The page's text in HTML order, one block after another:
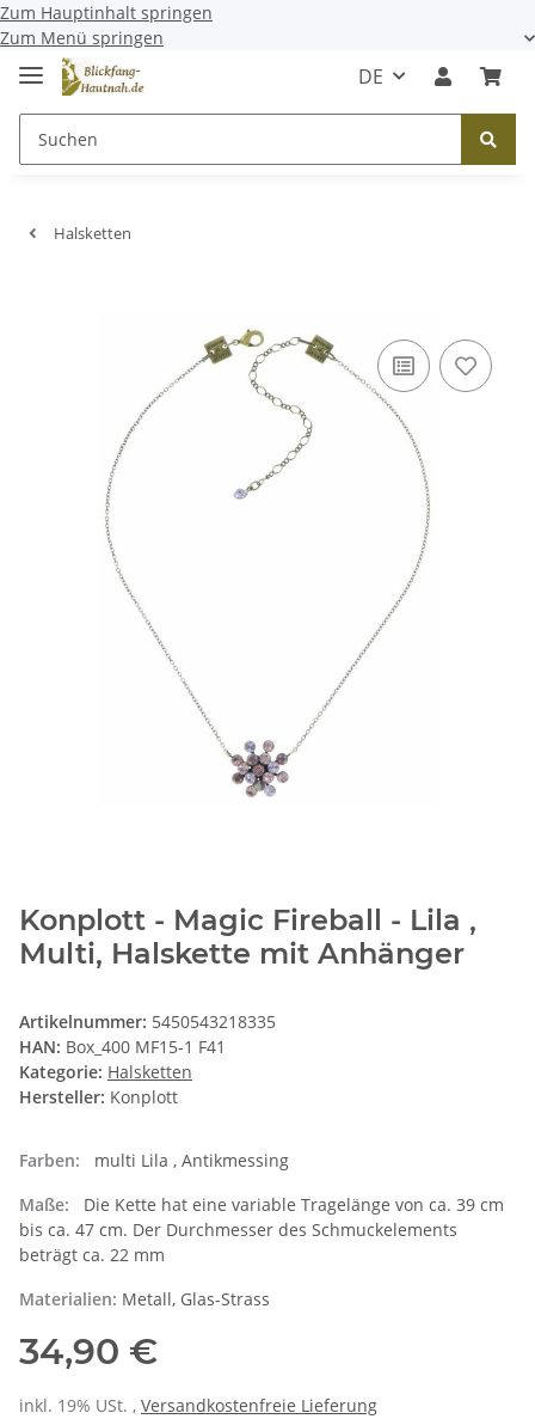
Zum Hauptinhalt springen
Zum Menü springen
DE
Halsketten
Konplott - Magic Fireball - Lila ,
Multi, Halskette mit Anhänger
Artikelnummer: 5450543218335
HAN: Box_400 MF15-1 F41
Kategorie: Halsketten
Hersteller: Konplott
Farben:
multi Lila , Antikmessing
Maße:
Die Kette hat eine variable Tragelänge von ca. 39 cm
bis ca. 47 cm. Der Durchmesser des Schmuckelements
beträgt ca. 22 mm
Materialien: Metall, Glas-Strass
34,90 €
inkl. 19% USt. , Versandkostenfreie Lieferung